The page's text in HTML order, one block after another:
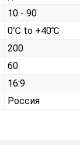
10 - 90
0℃ to +40℃
200
60
16:9
Россия